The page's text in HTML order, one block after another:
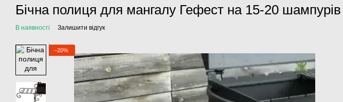
Бічна полиця для мангалу Гефест на 15-20 шампурів
В наявності Залишити відгук
−20%